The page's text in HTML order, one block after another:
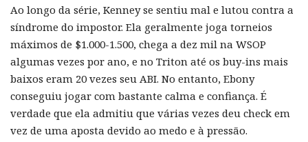
Ao longo da série, Kenney se sentiu mal e lutou contra a
síndrome do impostor. Ela geralmente joga torneios
máximos de $1.000-1.500, chega a dez mil na WSOP
algumas vezes por ano, e no Triton até os buy-ins mais
baixos eram 20 vezes seu ABI. No entanto, Ebony
conseguiu jogar com bastante calma e confiança. É
verdade que ela admitiu que várias vezes deu check em
vez de uma aposta devido ao medo e à pressão.